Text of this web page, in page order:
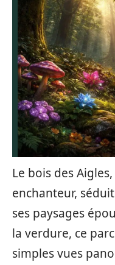
Le bois des
enchanteur,
ses paysages
la verdure, ce
simples vues